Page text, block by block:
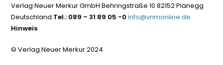
Verlag Neuer Merkur GmbH Behringstraße 10 82152 Planegg
Deutschland Tel.: 089 – 31 89 05 -0 info@vnmonline.de
Hinweis
© Verlag Neuer Merkur 2024